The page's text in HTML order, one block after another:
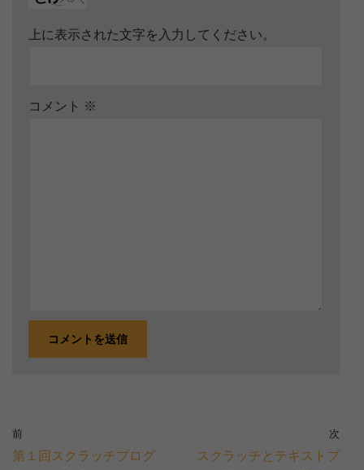
上に表示された文字を入力してください。
コメント ※
前
第１回スクラッチプログ
次
スクラッチとテキストプ